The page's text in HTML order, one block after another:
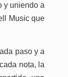
y uniendo a
Music que
paso y a
nota, la